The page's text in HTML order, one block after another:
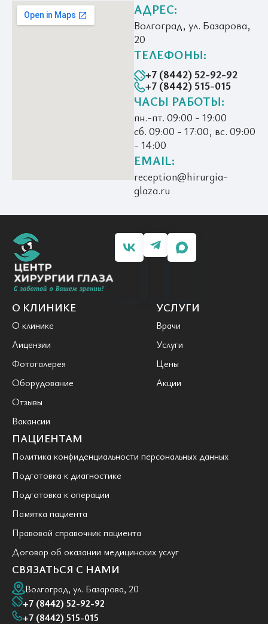
АДРЕС:
Волгоград, ул. Базарова,
20
ТЕЛЕФОНЫ:
+7 (8442) 52-92-92
+7 (8442) 515-015
ЧАСЫ РАБОТЫ:
пн.-пт. 09:00 - 19:00
сб. 09:00 - 17:00, вс. 09:00
- 14:00
EMAIL:
reception@hirurgia-
glaza.ru
О КЛИНИКЕ
О клинике
Лицензии
Фотогалерея
Оборудование
Отзывы
Вакансии
УСЛУГИ
Врачи
Услуги
Цены
Акции
ПАЦИЕНТАМ
Политика конфиденциальности персональных данных
Подготовка к диагностике
Подготовка к операции
Памятка пациента
Правовой справочник пациента
Договор об оказании медицинских услуг
СВЯЗАТЬСЯ С НАМИ
Волгоград, ул. Базарова, 20
+7 (8442) 52-92-92
+7 (8442) 515-015